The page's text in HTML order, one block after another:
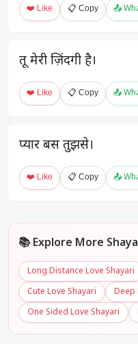
❤️ Like 📋 Copy 📤
तू मेरी ज़िंदगी है।
❤️ Like 📋 Copy 📤
प्यार बस तुझसे।
❤️ Like 📋 Copy 📤
📚 Explore More
Long Distance Love Shayari
Cute Love Shayari
Deep
One Sided Love Shayari